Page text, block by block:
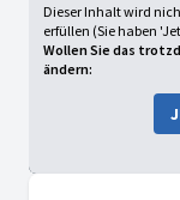
Dieser Inhalt wird
erfüllen (Sie haben
Wollen Sie das
ändern: